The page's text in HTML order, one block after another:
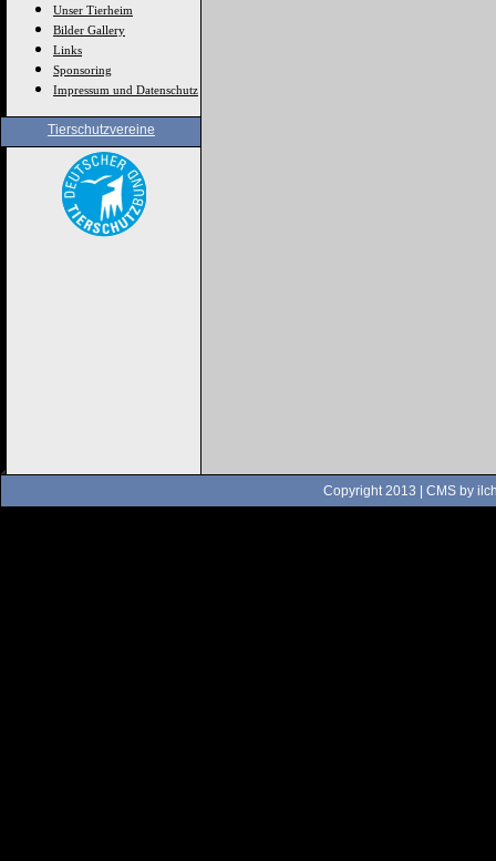
Unser Tierheim
Bilder Gallery
Links
Sponsoring
Impressum und Datenschutz
Tierschutzvereine
Copyright 2013 | CMS by